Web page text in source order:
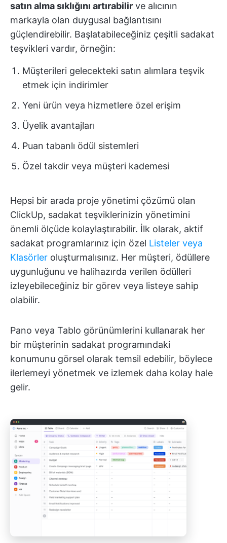
satın alma sıklığını artırabilir ve alıcının
markayla olan duygusal bağlantısını
güçlendirebilir. Başlatabileceğiniz çeşitli sadakat
teşvikleri vardır, örneğin:
Müşterileri gelecekteki satın alımlara teşvik
etmek için indirimler
Yeni ürün veya hizmetlere özel erişim
Üyelik avantajları
Puan tabanlı ödül sistemleri
Özel takdir veya müşteri kademesi
Hepsi bir arada proje yönetimi çözümü olan
ClickUp, sadakat teşviklerinizin yönetimini
önemli ölçüde kolaylaştırabilir. İlk olarak, aktif
sadakat programlarınız için özel Listeler veya
Klasörler oluşturmalısınız. Her müşteri, ödüllere
uygunluğunu ve halihazırda verilen ödülleri
izleyebileceğiniz bir görev veya listeye sahip
olabilir.
Pano veya Tablo görünümlerini kullanarak her
bir müşterinin sadakat programındaki
konumunu görsel olarak temsil edebilir, böylece
ilerlemeyi yönetmek ve izlemek daha kolay hale
gelir.